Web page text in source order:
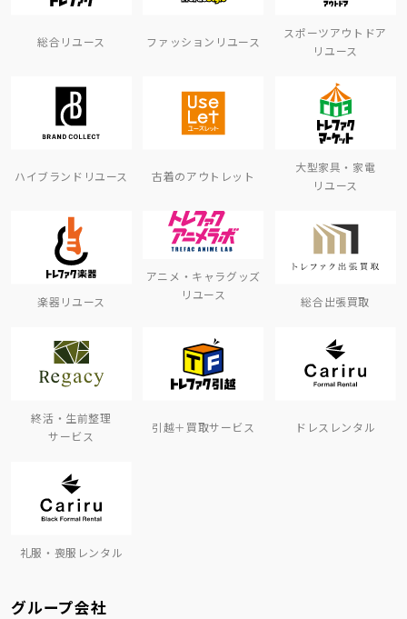
総合リユース ファッションリユース
スポーツアウトドア
リユース
ハイブランドリユース 古着のアウトレット
大型家具・家電
リユース
楽器リユース
アニメ・キャラグッズ
リユース
総合出張買取
終活・生前整理
サービス
引越＋買取サービス ドレスレンタル
礼服・喪服レンタル
グループ会社